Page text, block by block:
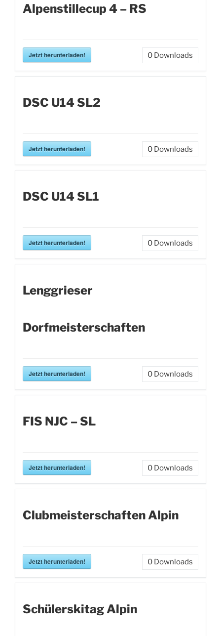
Alpenstillecup 4 – RS
Jetzt herunterladen! 0 Downloads
DSC U14 SL2
Jetzt herunterladen! 0 Downloads
DSC U14 SL1
Jetzt herunterladen! 0 Downloads
Lenggrieser
Dorfmeisterschaften
Jetzt herunterladen! 0 Downloads
FIS NJC – SL
Jetzt herunterladen! 0 Downloads
Clubmeisterschaften Alpin
Jetzt herunterladen! 0 Downloads
Schülerskitag Alpin